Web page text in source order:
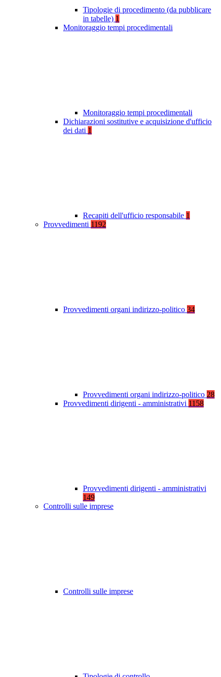
Tipologie di procedimento (da pubblicare
in tabelle) 1
Monitoraggio tempi procedimentali
Monitoraggio tempi procedimentali
Dichiarazioni sostitutive e acquisizione d'ufficio
dei dati 1
Recapiti dell'ufficio responsabile 1
Provvedimenti 1192
Provvedimenti organi indirizzo-politico 34
Provvedimenti organi indirizzo-politico 28
Provvedimenti dirigenti - amministrativi 1158
Provvedimenti dirigenti - amministrativi
149
Controlli sulle imprese
Controlli sulle imprese